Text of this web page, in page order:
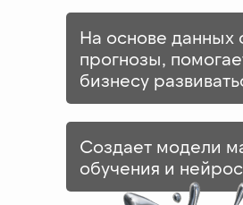
На основе данных
прогнозы,
бизнесу
Создает модели
обучения и